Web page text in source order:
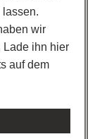
wir
Lade ihn hier
auf dem